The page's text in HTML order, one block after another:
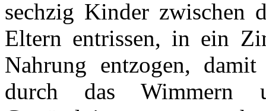
sechzig Kinder zwischen
Eltern entrissen, in ein
Nahrung entzogen,
durch das Wimmern